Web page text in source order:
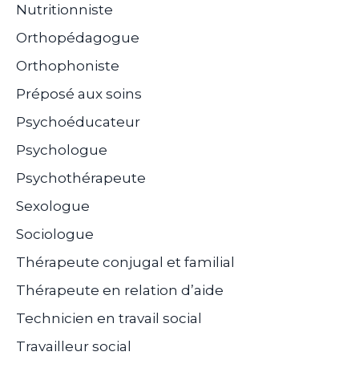
Nutritionniste
Orthopédagogue
Orthophoniste
Préposé aux soins
Psychoéducateur
Psychologue
Psychothérapeute
Sexologue
Sociologue
Thérapeute conjugal et familial
Thérapeute en relation d’aide
Technicien en travail social
Travailleur social